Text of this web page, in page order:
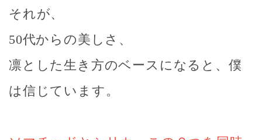
それが、
50代からの美しさ、
凛とした生き方のベースになると、僕
は信じています。